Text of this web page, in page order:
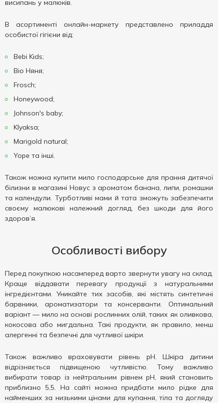
висипань у малюків.
В асортименті онлайн-маркету представлено приладдя
особистої гігієни від:
Bebi Kids;
Bio Няня;
Frosch;
Honeywood;
Johnson's baby;
Klyaksa;
Marigold natural;
Yope та інші.
Також можна купити мило господарське для прання дитячої
білизни в магазині Новус з ароматом банана, липи, ромашки
та календули. Турботливі мами й тата зможуть забезпечити
своєму малюкові належний догляд, без шкоди для його
здоров’я.
Особливості вибору
Перед покупкою насамперед варто звернути увагу на склад.
Краще віддавати перевагу продукції з натуральними
інгредієнтами. Уникайте тих засобів, які містять синтетичні
барвники, ароматизатори та консерванти. Оптимальний
варіант — мило на основі рослинних олій, таких як оливкова,
кокосова або мигдальна. Такі продукти, як правило, менш
алергенні та безпечні для чутливої шкіри.
Також важливо враховувати рівень pH. Шкіра дитини
відрізняється підвищеною чутливістю. Тому важливо
вибирати товар із нейтральним рівнем pH, який становить
приблизно 5,5. На сайті можна придбати мило рідке для
найменших за низькими цінами для купання, тіла та догляду